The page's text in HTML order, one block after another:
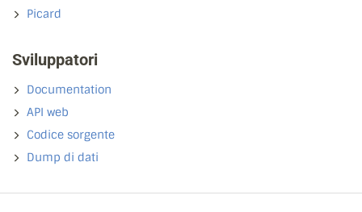
Picard
Sviluppatori
Documentation
API web
Codice sorgente
Dump di dati